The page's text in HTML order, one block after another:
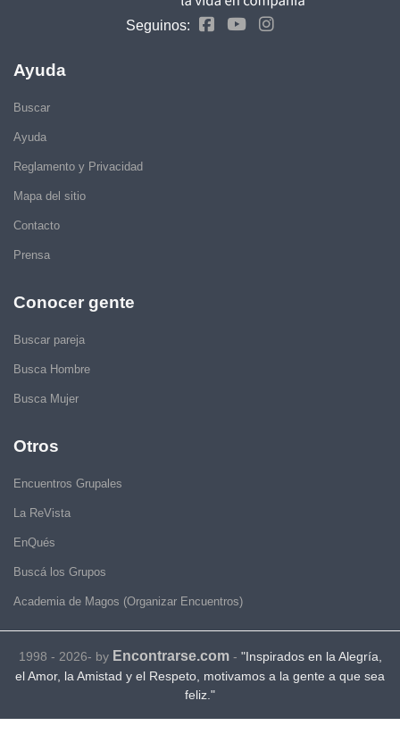
Seguinos:
Ayuda
Buscar
Ayuda
Reglamento y Privacidad
Mapa del sitio
Contacto
Prensa
Conocer gente
Buscar pareja
Busca Hombre
Busca Mujer
Otros
Encuentros Grupales
La ReVista
EnQués
Buscá los Grupos
Academia de Magos (Organizar Encuentros)
1998 - 2026- by Encontrarse.com- "Inspirados en la Alegría,
el Amor, la Amistad y el Respeto, motivamos a la gente a que sea
feliz."